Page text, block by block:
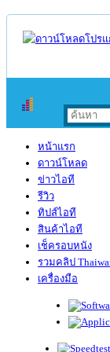
หน้าแรก
ดาวน์โหลด
ข่าวไอที
รีวิว
ทิปส์ไอที
สินค้าไอที
เช็ครอบหนัง
รวมคลิป
เครื่องมือ